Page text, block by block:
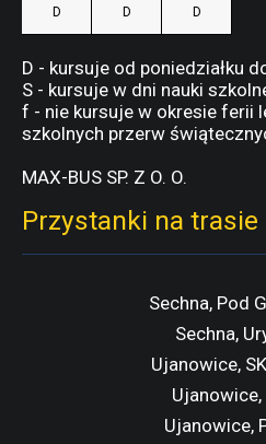
D D D
D - kursuje od poniedziałku
S - kursuje w dni nauki
f - nie kursuje w okresie ferii
szkolnych przerw
MAX-BUS SP. Z O. O.
Przystanki na trasie
Sechna, Pod
Sechna,
Ujanowice,
Ujanowice,
Ujanowice,